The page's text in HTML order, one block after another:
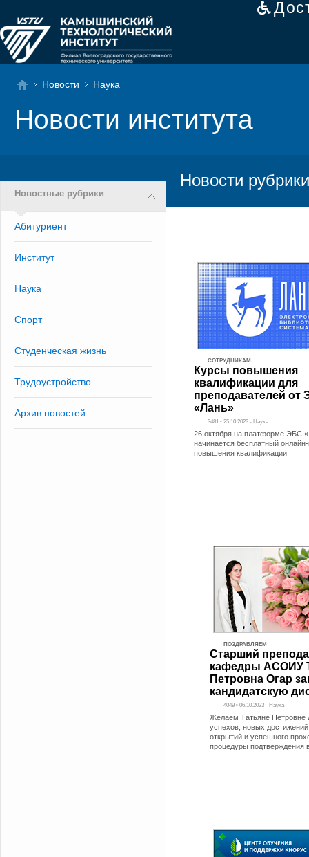
Новости Наука
Новости института
Новостные рубрики
Абитуриент
Институт
Наука
Спорт
Студенческая жизнь
Трудоустройство
Архив новостей
Новости
СОТРУДНИКАМ
Курсы повышения
квалификации для
преподавателей от
«Лань»
3481 • 25.10.2023 - Наука
26 октября на платформе ЭБС
начинается бесплатный
повышения квалификации
ПОЗДРАВЛЯЕМ
Старший
кафедры АСОИУ
Петровна Огар
кандидатскую
4049 • 06.10.2023 - Наука
Желаем Татьяне Петровне
успехов, новых
открытий и успешного
процедуры подтверждения